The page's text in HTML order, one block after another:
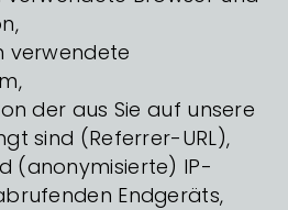
verwendete
der aus Sie auf unsere
sind (Referrer-URL),
(anonymisierte) IP-
Endgeräts,